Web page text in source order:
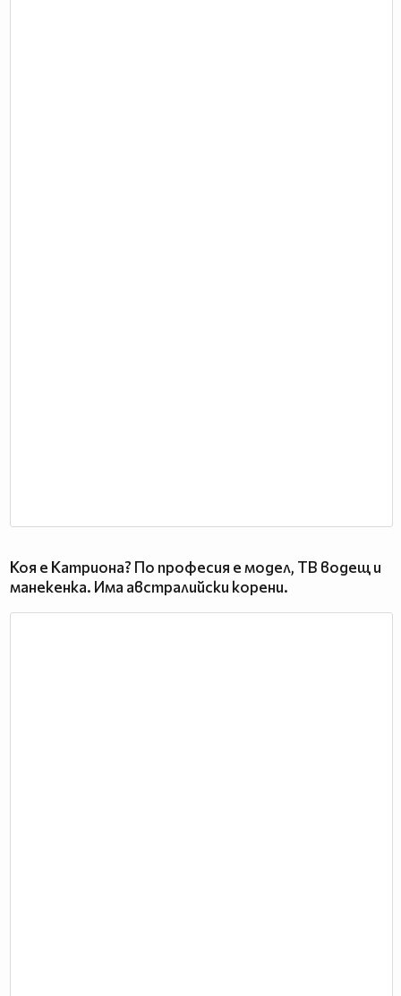
Коя е Катриона? По професия е модел, ТВ водещ и
манекенка. Има австралийски корени.